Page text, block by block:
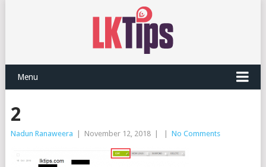
Menu
2
Nadun Ranaweera November 12, 2018 No Comments